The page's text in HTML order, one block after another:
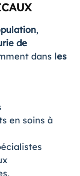
,
de
dans les
en soins à